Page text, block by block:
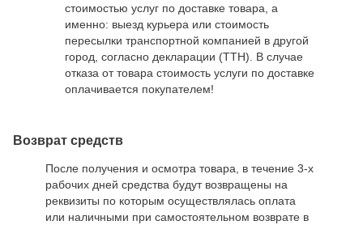
стоимостью услуг по доставке товара, а
именно: выезд курьера или стоимость
пересылки транспортной компанией в другой
город, согласно декларации (ТТН). В случае
отказа от товара стоимость услуги по доставке
оплачивается покупателем!
Возврат средств
После получения и осмотра товара, в течение 3-х
рабочих дней средства будут возвращены на
реквизиты по которым осуществлялась оплата
или наличными при самостоятельном возврате в